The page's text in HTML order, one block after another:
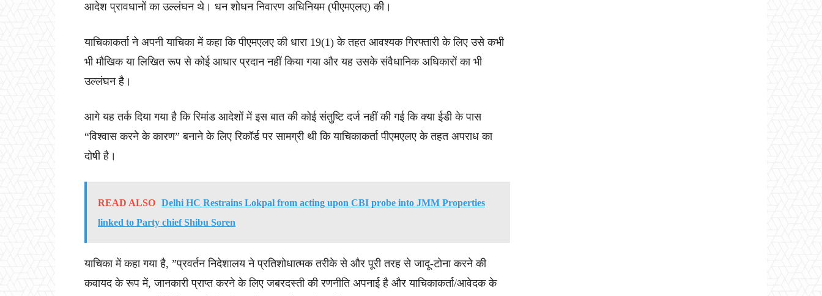
आदेश प्रावधानों का उल्लंघन थे। धन शोधन निवारण अधिनियम (पीएमएलए) की।
याचिकाकर्ता ने अपनी याचिका में कहा कि पीएमएलए की धारा 19(1) के तहत आवश्यक गिरफ्तारी के लिए उसे कभी
भी मौखिक या लिखित रूप से कोई आधार प्रदान नहीं किया गया और यह उसके संवैधानिक अधिकारों का भी
उल्लंघन है।
आगे यह तर्क दिया गया है कि रिमांड आदेशों में इस बात की कोई संतुष्टि दर्ज नहीं की गई कि क्या ईडी के पास
“विश्वास करने के कारण” बनाने के लिए रिकॉर्ड पर सामग्री थी कि याचिकाकर्ता पीएमएलए के तहत अपराध का
दोषी है।
READ ALSO Delhi HC Restrains Lokpal from acting upon CBI probe into JMM Properties
linked to Party chief Shibu Soren
याचिका में कहा गया है, ”प्रवर्तन निदेशालय ने प्रतिशोधात्मक तरीके से और पूरी तरह से जादू-टोना करने की
कवायद के रूप में, जानकारी प्राप्त करने के लिए जबरदस्ती की रणनीति अपनाई है और याचिकाकर्ता/आवेदक के